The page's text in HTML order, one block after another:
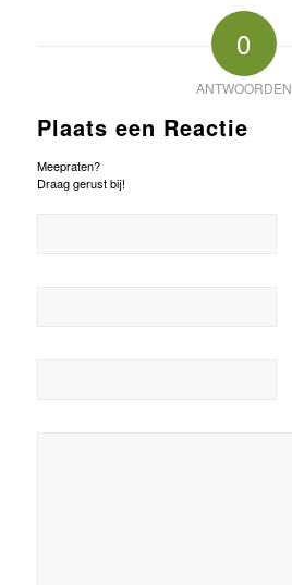
0
ANTWOORDEN
Plaats een Reactie
Meepraten?
Draag gerust bij!